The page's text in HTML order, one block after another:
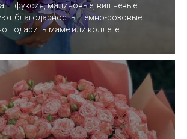
— фуксия, малиновые, вишневые —
благодарность. Темно-розовые
подарить маме или коллеге.